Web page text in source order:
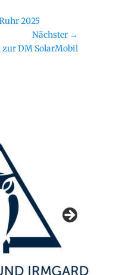
2025
Nächster →
zur DM SolarMobil